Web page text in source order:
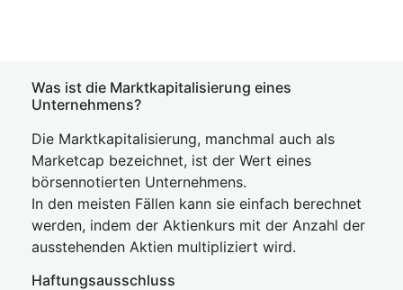
Was ist die Marktkapitalisierung eines
Unternehmens?
Die Marktkapitalisierung, manchmal auch als
Marketcap bezeichnet, ist der Wert eines
börsennotierten Unternehmens.
In den meisten Fällen kann sie einfach berechnet
werden, indem der Aktienkurs mit der Anzahl der
ausstehenden Aktien multipliziert wird.
Haftungsausschluss